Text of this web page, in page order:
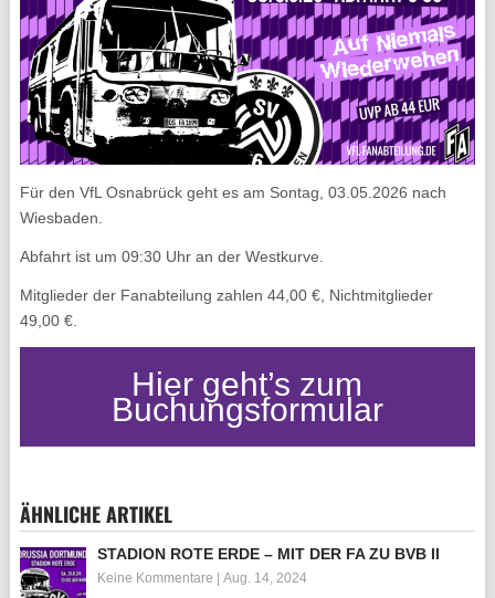
Für den VfL Osnabrück geht es am Sontag, 03.05.2026 nach
Wiesbaden.
Abfahrt ist um 09:30 Uhr an der Westkurve.
Mitglieder der Fanabteilung zahlen 44,00 €, Nichtmitglieder
49,00 €.
Hier geht’s zum
Buchungsformular
ÄHNLICHE ARTIKEL
STADION ROTE ERDE – MIT DER FA ZU BVB II
Keine Kommentare Aug. 14, 2024